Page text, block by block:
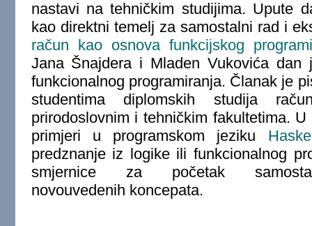
nastavi na tehničkim studijima. Upute
kao direktni temelj za samostalni rad i
račun kao osnova funkcijskog
Jana Šnajdera i Mladen Vukovića dan
funkcionalnog programiranja. Članak je
studentima diplomskih studija
prirodoslovnim i tehničkim fakultetima.
primjeri u programskom jeziku
predznanje iz logike ili funkcionalnog
smjernice za početak
novouvedenih koncepata.